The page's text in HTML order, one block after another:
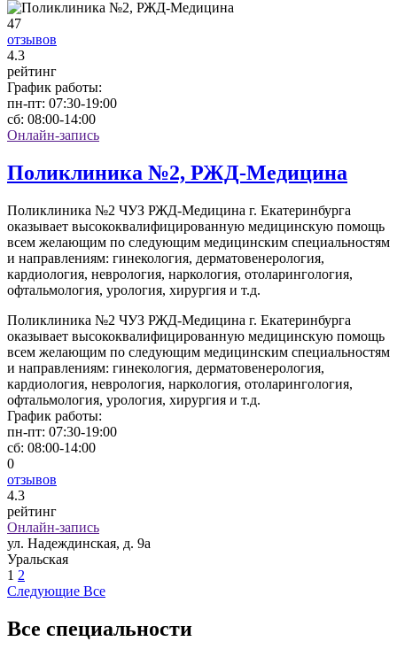
47
отзывов
4.3
рейтинг
График работы:
пн-пт: 07:30-19:00
сб: 08:00-14:00
Онлайн-запись
Поликлиника №2, РЖД-Медицина
Поликлиника №2 ЧУЗ РЖД-Медицина г. Екатеринбурга
оказывает высококвалифицированную медицинскую помощь
всем желающим по следующим медицинским специальностям
и направлениям: гинекология, дерматовенерология,
кардиология, неврология, наркология, отоларингология,
офтальмология, урология, хирургия и т.д.
Поликлиника №2 ЧУЗ РЖД-Медицина г. Екатеринбурга
оказывает высококвалифицированную медицинскую помощь
всем желающим по следующим медицинским специальностям
и направлениям: гинекология, дерматовенерология,
кардиология, неврология, наркология, отоларингология,
офтальмология, урология, хирургия и т.д.
График работы:
пн-пт: 07:30-19:00
сб: 08:00-14:00
0
отзывов
4.3
рейтинг
Онлайн-запись
ул. Надеждинская, д. 9а
Уральская
1 2
Следующие Все
Все специальности